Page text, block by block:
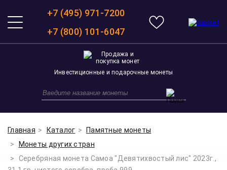
+7 (495) 971-7200
+7 (800) 101-6047
Инвестиционные и подарочные монеты
Главная Каталог
Памятные монеты
Монеты других стран
Серебряная монета Самоа "Девятихвостый лис" 2023г.,